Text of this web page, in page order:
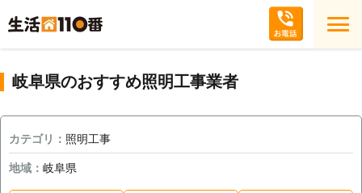
岐阜県のおすすめ照明工事業者
カテゴリ： 照明工事
地域： 岐阜県